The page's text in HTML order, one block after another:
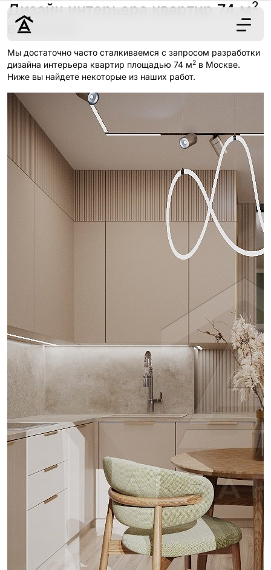
Дизайн
Ремонт
Цены
Наши работы
О нас
г. Москва
8 (495) 109-
Дизайн интерьера квартир 74 м2
в Москве
Мы достаточно часто сталкиваемся с запросом разработки
дизайна интерьера квартир площадью 74 м2 в Москве.
Ниже вы найдете некоторые из наших работ.